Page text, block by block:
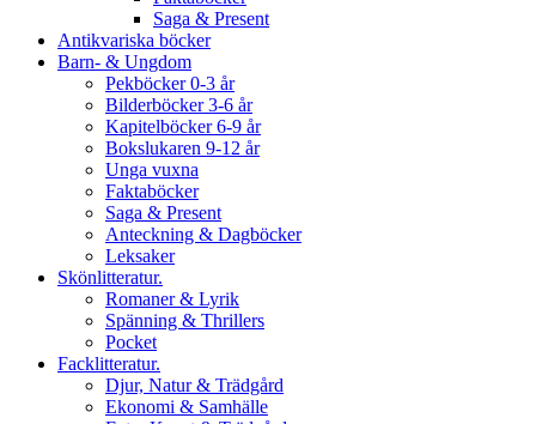
Saga & Present
Antikvariska böcker
Barn- & Ungdom
Pekböcker 0-3 år
Bilderböcker 3-6 år
Kapitelböcker 6-9 år
Bokslukaren 9-12 år
Unga vuxna
Faktaböcker
Saga & Present
Anteckning & Dagböcker
Leksaker
Skönlitteratur.
Romaner & Lyrik
Spänning & Thrillers
Pocket
Facklitteratur.
Djur, Natur & Trädgård
Ekonomi & Samhälle